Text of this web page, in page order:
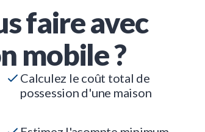
faire avec
mobile ?
Calculez le coût total de
possession d'une maison